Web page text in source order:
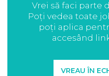
Vrei să faci parte
Poți vedea toate
poți aplica
accesând
VREAU ÎN